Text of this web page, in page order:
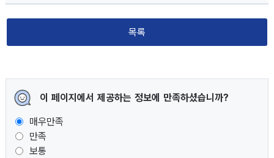
목록
이 페이지에서 제공하는 정보에 만족하셨습니까?
매우만족
만족
보통